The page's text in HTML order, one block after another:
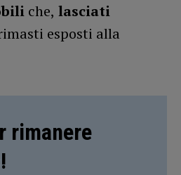
che, lasciati
esposti alla
rimanere